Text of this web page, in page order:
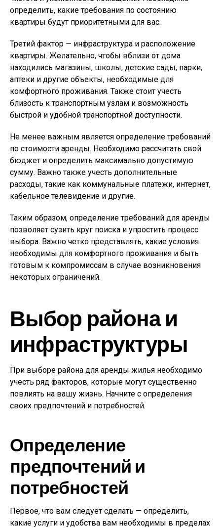
определить, какие требования по состоянию
квартиры будут приоритетными для вас.
Третий фактор — инфраструктура и расположение
квартиры. Желательно, чтобы вблизи от дома
находились магазины, школы, детские сады, парки,
аптеки и другие объекты, необходимые для
комфортного проживания. Также стоит учесть
близость к транспортным узлам и возможность
быстрой и удобной транспортной доступности.
Не менее важным является определение требований
по стоимости аренды. Необходимо рассчитать свой
бюджет и определить максимально допустимую
сумму. Важно также учесть дополнительные
расходы, такие как коммунальные платежи, интернет,
кабельное телевидение и другие.
Таким образом, определение требований для аренды
позволяет сузить круг поиска и упростить процесс
выбора. Важно четко представлять, какие условия
необходимы для комфортного проживания и быть
готовым к компромиссам в случае возникновения
некоторых ограничений.
Выбор района и
инфраструктуры
При выборе района для аренды жилья необходимо
учесть ряд факторов, которые могут существенно
повлиять на вашу жизнь. Начните с определения
своих предпочтений и потребностей.
Определение
предпочтений и
потребностей
Первое, что вам следует сделать — определить,
какие услуги и удобства вам необходимы в пределах